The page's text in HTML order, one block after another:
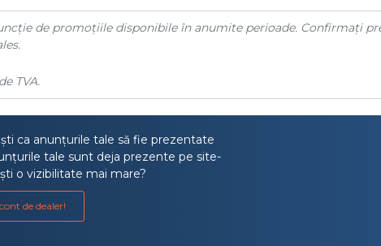
de promoțiile disponibile în anumite perioade. Confirmați
TVA.
ca anunțurile tale să fie prezentate
tale sunt deja prezente pe site-
o vizibilitate mai mare?
de dealer!